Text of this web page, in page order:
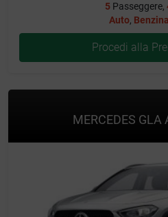
5 Passeggere,
Auto, Benzina
Procedi alla
MERCEDES GLA